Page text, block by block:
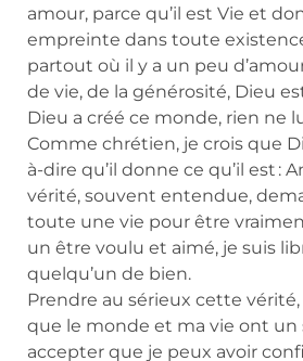
amour, parce qu’il est Vie et
empreinte dans toute
partout où il y a un peu
de vie, de la générosité, Dieu
Dieu a créé ce monde, rien ne
Comme chrétien, je crois que
à-dire qu’il donne ce qu’il est :
vérité, souvent entendue,
toute une vie pour être
un être voulu et aimé, je suis
quelqu’un de bien.
Prendre au sérieux cette vérité,
que le monde et ma vie ont un
accepter que je peux avoir